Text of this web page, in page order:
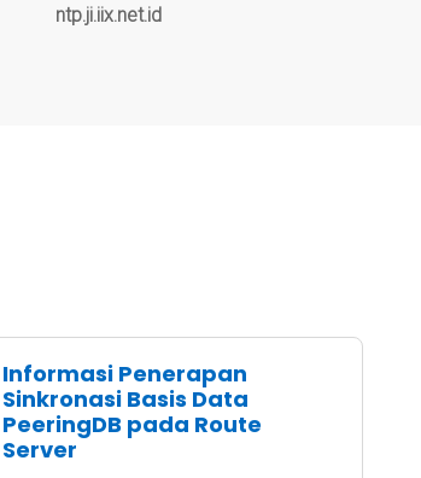
ntp.ji.iix.net.id
Informasi Penerapan
Sinkronasi Basis Data
PeeringDB pada Route
Server